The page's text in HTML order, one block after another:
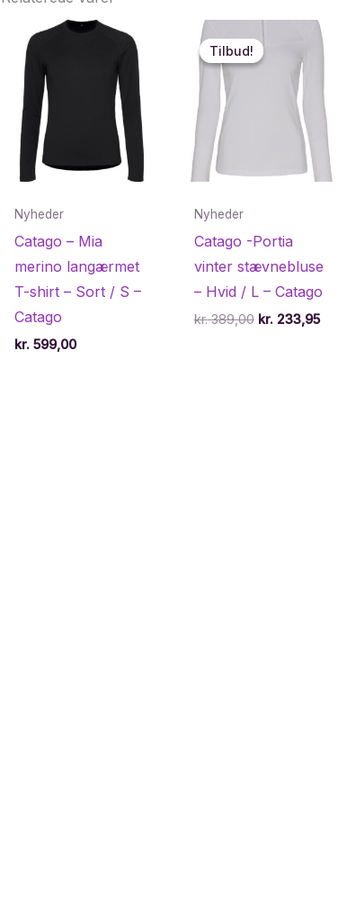
Nyheder
Catago – Mia
merino langærmet
T-shirt – Sort / S –
Catago
kr. 599,00
Tilbud!
Tilbud!
Nyheder
Catago -Portia
vinter stævnebluse
– Hvid / L – Catago
kr.389,00 Den
kr.233,95Den